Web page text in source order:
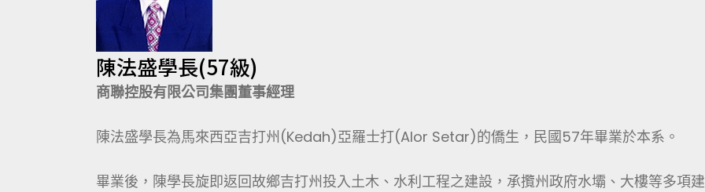
陳法盛學長(57級)
商聯控股有限公司集團董事經理
陳法盛學長為馬來西亞吉打州(Kedah)亞羅士打(Alor Setar)的僑生，民國57年畢業於本系。
畢業後，陳學長旋即返回故鄉吉打州投入土木、水利工程之建設，承攬州政府水壩、大樓等多項